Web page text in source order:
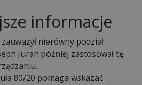
informacje
nierówny podział
Juran później zastosował tę
80/20 pomaga wskazać